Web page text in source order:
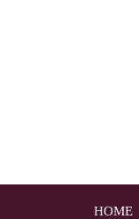
HOME